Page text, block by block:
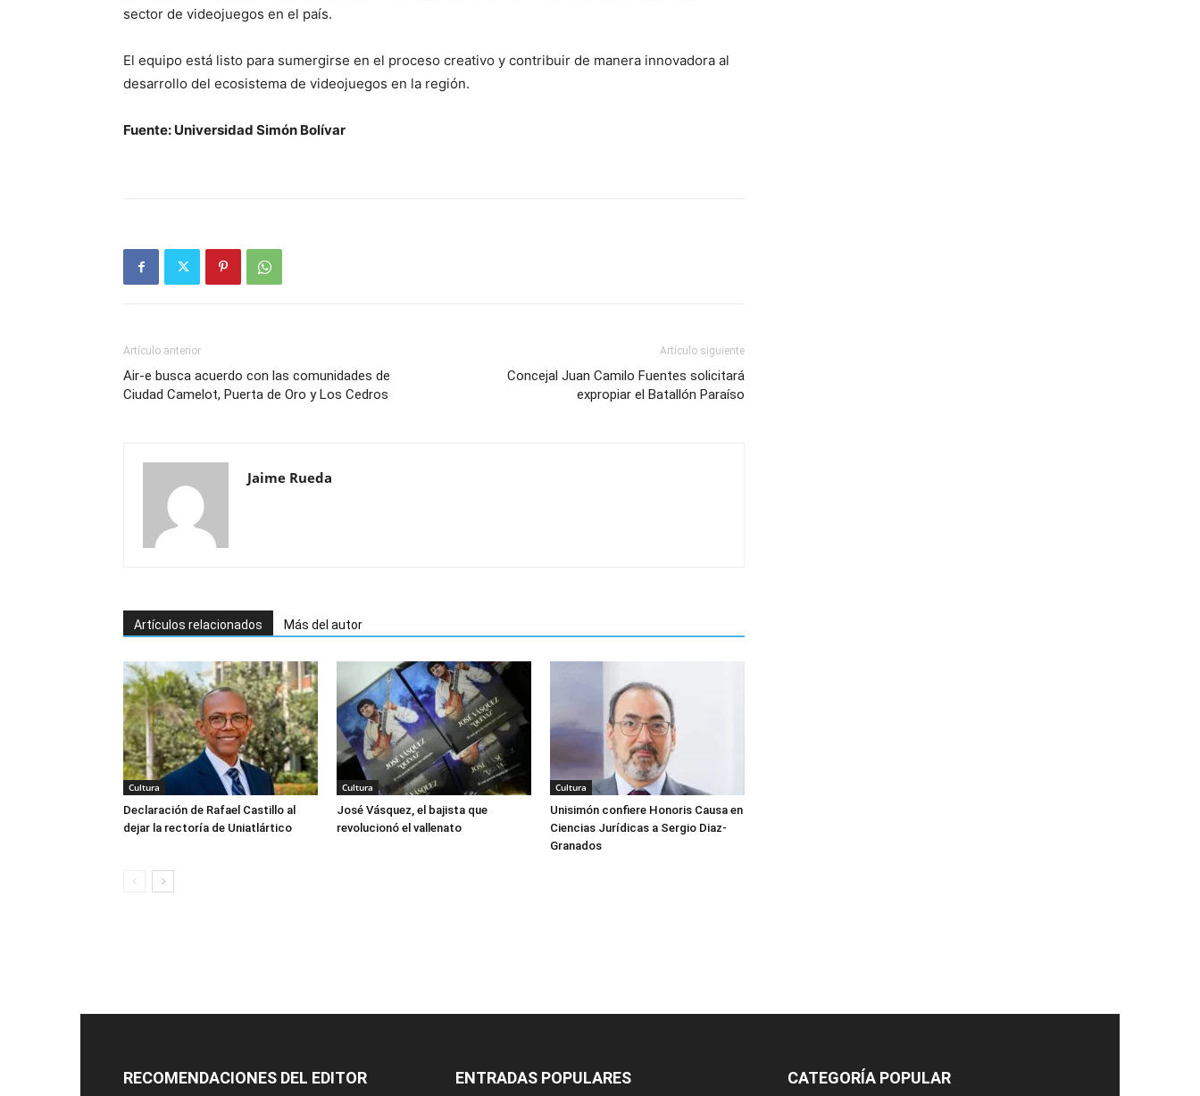
sector de videojuegos en el país.
El equipo está listo para sumergirse en el proceso creativo y contribuir de manera innovadora al
desarrollo del ecosistema de videojuegos en la región.
Fuente: Universidad Simón Bolívar
Artículo anterior
Air-e busca acuerdo con las comunidades de
Ciudad Camelot, Puerta de Oro y Los Cedros
Artículo siguiente
Concejal Juan Camilo Fuentes solicitará
expropiar el Batallón Paraíso
Jaime Rueda
Artículos relacionados Más del autor
Cultura
Declaración de Rafael Castillo al
dejar la rectoría de Uniatlártico
Cultura
José Vásquez, el bajista que
revolucionó el vallenato
Cultura
Unisimón confiere Honoris Causa en
Ciencias Jurídicas a Sergio Diaz-
Granados
RECOMENDACIONES DEL EDITOR ENTRADAS POPULARES CATEGORÍA POPULAR